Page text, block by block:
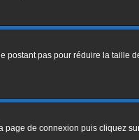
postant pas pour réduire la taille
page de connexion puis cliquez